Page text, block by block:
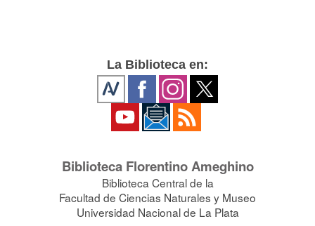
La Biblioteca en:
Biblioteca Florentino Ameghino
Biblioteca Central de la
Facultad de Ciencias Naturales y Museo
Universidad Nacional de La Plata